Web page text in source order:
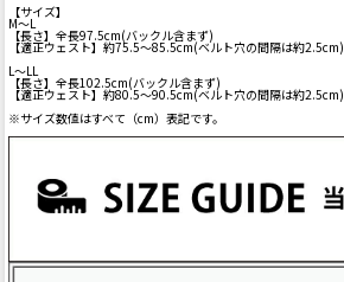
【サイズ】
M～L
【長さ】全長97.5cm(バックル含まず)
【適正ウェスト】約75.5～85.5cm(ベルト穴の間隔は約2.5cm)
L～LL
【長さ】全長102.5cm(バックル含まず)
【適正ウェスト】約80.5～90.5cm(ベルト穴の間隔は約2.5cm)
※サイズ数値はすべて（cm）表記です。